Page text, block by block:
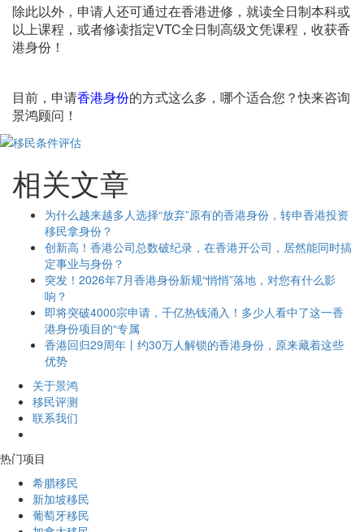
除此以外，申请人还可通过在香港进修，就读全日制本科或
以上课程，或者修读指定VTC全日制高级文凭课程，收获香
港身份！
目前，申请香港身份的方式这么多，哪个适合您？快来咨询
景鸿顾问！
相关文章
为什么越来越多人选择“放弃”原有的香港身份，转申香港投资
移民拿身份？
创新高！香港公司总数破纪录，在香港开公司，居然能同时搞
定事业与身份？
突发！2026年7月香港身份新规“悄悄”落地，对您有什么影
响？
即将突破4000宗申请，千亿热钱涌入！多少人看中了这一香
港身份项目的“专属
香港回归29周年丨约30万人解锁的香港身份，原来藏着这些
优势
关于景鸿
移民评测
联系我们
热门项目
希腊移民
新加坡移民
葡萄牙移民